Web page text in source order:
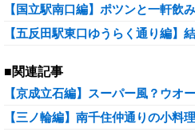
【国立駅南口編】ポツンと一軒飲
【五反田駅東口ゆうらく通り編】
■関連記事
【京成立石編】スーパー風？ウオ
【三ノ輪編】南千住仲通りの小料